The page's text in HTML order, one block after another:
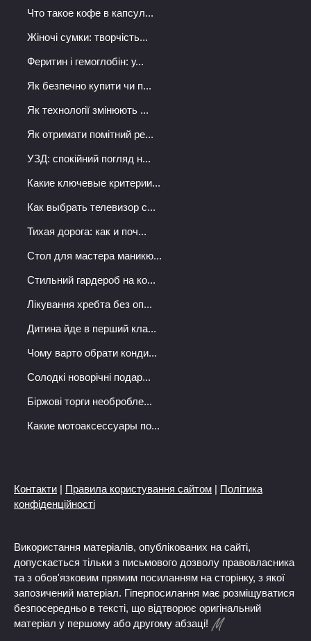
Что такое кофе в капсул...
Жіночі сумки: творчість...
Феритин і гемоглобін: у...
Як безпечно купити чи п...
Як технології змінюють ...
Як отримати помітний ре...
УЗД: спокійний погляд н...
Какие ключевые критерии...
Как выбрать телевизор с...
Тихая дорога: как и поч...
Стол для мастера маникю...
Стильний гардероб на ко...
Лікування хребта без оп...
Дитина йде в перший кла...
Чому варто обрати конди...
Солодкі новорічні подар...
Біржові торги необробле...
Какие мотоаксессуары по...
Контакти | Правила користування сайтом | Політика
конфіденційності
Використання матеріалів, опублікованих на сайті,
допускається тільки з письмового дозволу правовласника
та з обов'язковим прямим посиланням на сторінку, з якої
запозичений матеріал. Гіперпосилання має розміщуватися
безпосередньо в тексті, що відтворює оригінальний
матеріал у першому або другому абзаці!